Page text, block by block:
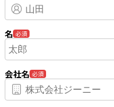
名 必須
会社名 必須